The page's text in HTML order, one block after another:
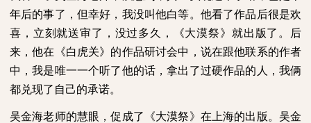
年后的事了，但幸好，我没叫他白等。他看了作品后很是欢
喜，立刻就送审了，没过多久，《大漠祭》就出版了。后
来，他在《白虎关》的作品研讨会中，说在跟他联系的作者
中，我是唯一一个听了他的话，拿出了过硬作品的人，我俩
都兑现了自己的承诺。
吴金海老师的慧眼，促成了《大漠祭》在上海的出版。吴金